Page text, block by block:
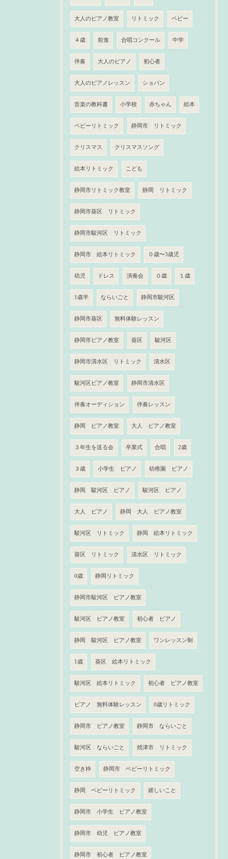
大人のピアノ教室 リトミック ベビー
４歳 前進 合唱コンクール 中学
伴奏 大人のピアノ 初心者
大人のピアノレッスン ショパン
音楽の教科書 小学校 赤ちゃん 絵本
ベビーリトミック 静岡市 リトミック
クリスマス クリスマスソング
絵本リトミック こども
静岡市リトミック教室 静岡 リトミック
静岡市葵区 リトミック
静岡市駿河区 リトミック
静岡市 絵本リトミック ０歳〜3歳児
幼児 ドレス 演奏会 ０歳 １歳
1歳半 ならいごと 静岡市駿河区
静岡市葵区 無料体験レッスン
静岡市ピアノ教室 葵区 駿河区
静岡市清水区 リトミック 清水区
駿河区ピアノ教室 静岡市清水区
伴奏オーディション 伴奏レッスン
静岡 ピアノ教室 大人 ピアノ教室
３年生を送る会 卒業式 合唱 2歳
３歳 小学生 ピアノ 幼稚園 ピアノ
静岡 駿河区 ピアノ 駿河区 ピアノ
大人 ピアノ 静岡 大人 ピアノ教室
駿河区 リトミック 静岡 絵本リトミック
葵区 リトミック 清水区 リトミック
0歳 静岡リトミック
静岡市駿河区 ピアノ教室
駿河区 ピアノ教室 初心者 ピアノ
静岡 駿河区 ピアノ教室 ワンレッスン制
1歳 葵区 絵本リトミック
駿河区 絵本リトミック 初心者 ピアノ教室
ピアノ 無料体験レッスン 0歳リトミック
静岡市 ピアノ教室 静岡市 ならいごと
駿河区 ならいごと 焼津市 リトミック
空き枠 静岡市 ベビーリトミック
静岡 ベビーリトミック 嬉しいこと
静岡市 小学生 ピアノ教室
静岡市 幼児 ピアノ教室
静岡市 初心者 ピアノ教室